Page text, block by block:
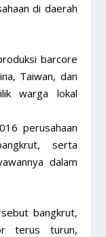
di daerah
barcore
Taiwan, dan
warga lokal
perusahaan
serta
dalam
bangkrut,
terus turun,